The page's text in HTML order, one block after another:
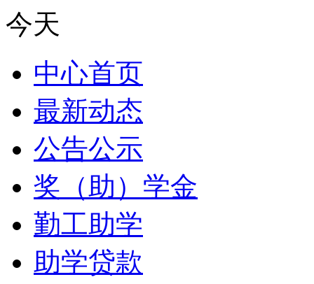
今天
中心首页
最新动态
公告公示
奖（助）学金
勤工助学
助学贷款